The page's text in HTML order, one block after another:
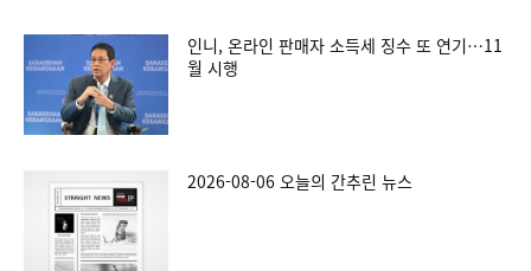
인니, 온라인 판매자 소득세 징수 또 연기…11
월 시행
2026-08-06 오늘의 간추린 뉴스